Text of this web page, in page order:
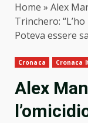
Home » Alex
Trinchero:
Poteva essere
Cronaca Cronaca
Alex